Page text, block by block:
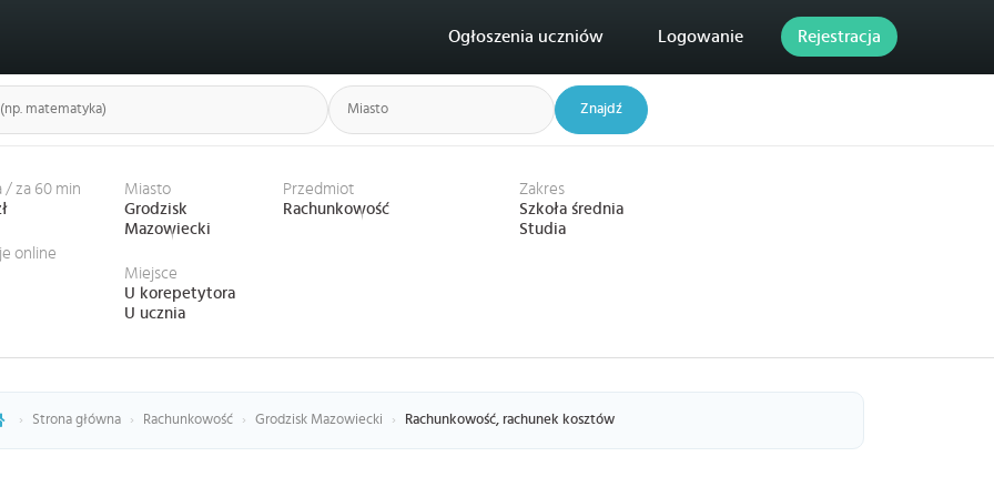
Ogłoszenia uczniów Logowanie Rejestracja
Znajdź
/ za 60 min
online
Miasto
Grodzisk
Mazowiecki
Miejsce
U korepetytora
U ucznia
Przedmiot
Rachunkowość
Zakres
Szkoła średnia
Studia
› Strona główna › Rachunkowość › Grodzisk Mazowiecki › Rachunkowość, rachunek kosztów